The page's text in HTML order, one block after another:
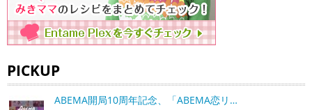
PICKUP
ABEMA開局10周年記念、「ABEMA恋リ…